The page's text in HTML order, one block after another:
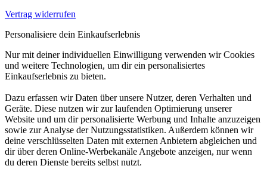
Vertrag widerrufen
Personalisiere dein Einkaufserlebnis
Nur mit deiner individuellen Einwilligung verwenden wir Cookies
und weitere Technologien, um dir ein personalisiertes
Einkaufserlebnis zu bieten.
Dazu erfassen wir Daten über unsere Nutzer, deren Verhalten und
Geräte. Diese nutzen wir zur laufenden Optimierung unserer
Website und um dir personalisierte Werbung und Inhalte anzuzeigen
sowie zur Analyse der Nutzungsstatistiken. Außerdem können wir
deine verschlüsselten Daten mit externen Anbietern abgleichen und
dir über deren Online-Werbekanäle Angebote anzeigen, nur wenn
du deren Dienste bereits selbst nutzt.